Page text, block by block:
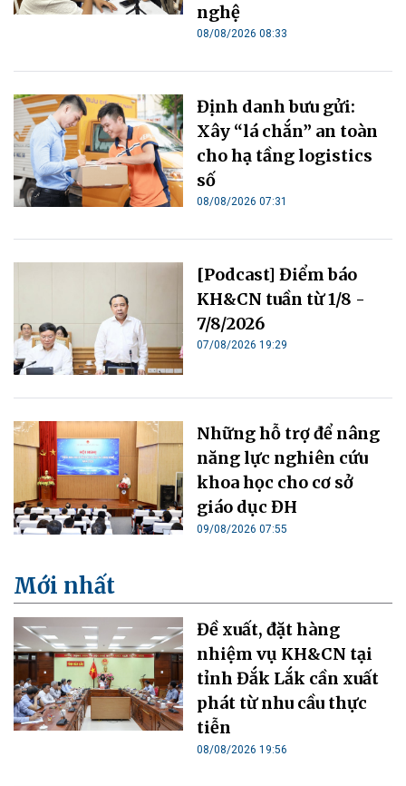
nghệ
08/08/2026 08:33
Định danh bưu gửi:
Xây “lá chắn” an toàn
cho hạ tầng logistics
số
08/08/2026 07:31
[Podcast] Điểm báo
KH&CN tuần từ 1/8 -
7/8/2026
07/08/2026 19:29
Những hỗ trợ để nâng
năng lực nghiên cứu
khoa học cho cơ sở
giáo dục ĐH
09/08/2026 07:55
Mới nhất
Đề xuất, đặt hàng
nhiệm vụ KH&CN tại
tỉnh Đắk Lắk cần xuất
phát từ nhu cầu thực
tiễn
08/08/2026 19:56